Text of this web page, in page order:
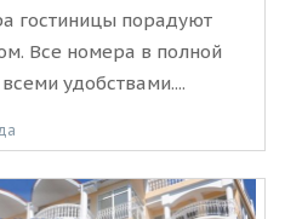
гостиницы порадуют
Все номера в полной
удобствами....